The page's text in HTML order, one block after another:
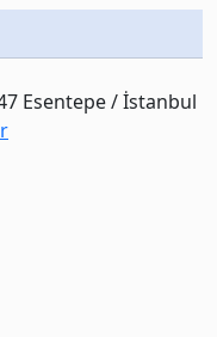
Esentepe / İstanbul​